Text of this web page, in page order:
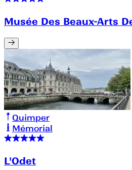
Musée Des Beaux-Arts
Quimper
Mémorial
L'Odet